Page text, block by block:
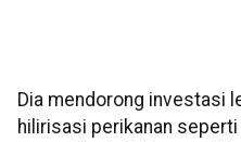
Dia mendorong investasi
hilirisasi perikanan seperti